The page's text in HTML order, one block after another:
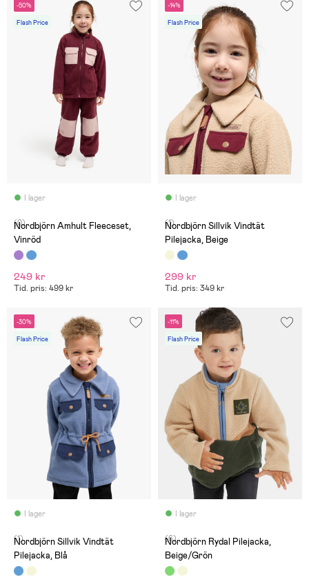
-50%
Flash Price
I lager
(0)
Nordbjörn Amhult Fleeceset,
Vinröd
249 kr
Tid. pris: 499 kr
-14%
Flash Price
I lager
(1)
Nordbjörn Sillvik Vindtät
Pilejacka, Beige
299 kr
Tid. pris: 349 kr
-30%
Flash Price
I lager
(1)
Nordbjörn Sillvik Vindtät
Pilejacka, Blå
-11%
Flash Price
I lager
(6)
Nordbjörn Rydal Pilejacka,
Beige/Grön